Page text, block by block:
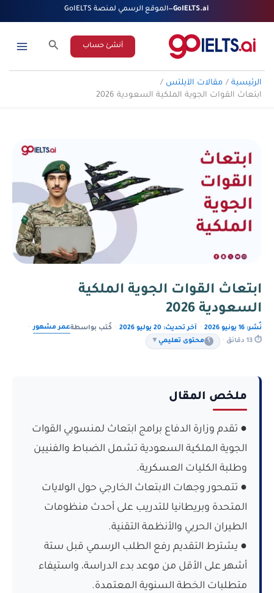
إلى
المحتوى
GoIELTS.ai
—الموقع الرسمي لمنصة GoIELTS
أنشئ حساب البحث
الرئيسية
مقالات الآيلتس
ابتعاث القوات الجوية الملكية السعودية 2026
ابتعاث القوات الجوية الملكية
السعودية 2026
نُشر: 16 يونيو 2026 · آخر تحديث: 20 يوليو 2026 · كُتب بواسطةعمر مشهور ·
⏱ 13 دقائق
· ؟ محتوى تعليمي ▼
ملخص المقال
● تقدم وزارة الدفاع برامج ابتعاث لمنسوبي القوات
الجوية الملكية السعودية تشمل الضباط والفنيين
وطلبة الكليات العسكرية.
● تتمحور وجهات الابتعاث الخارجي حول الولايات
المتحدة وبريطانيا للتدريب على أحدث منظومات
الطيران الحربي والأنظمة التقنية.
● يشترط التقديم رفع الطلب الرسمي قبل ستة
أشهر على الأقل من موعد بدء الدراسة، واستيفاء
متطلبات الخطة السنوية المعتمدة.